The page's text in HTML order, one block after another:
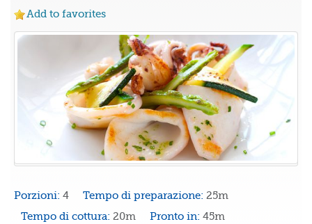
Add to favorites
Porzioni: 4 Tempo di preparazione: 25m
Tempo di cottura: 20m Pronto in: 45m